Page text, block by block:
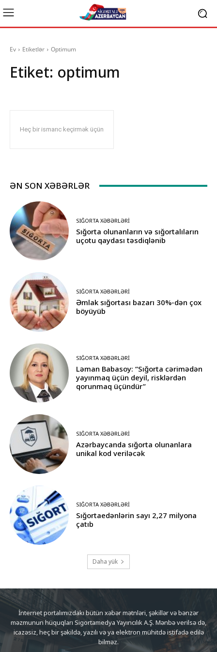
Ev Etiketlər Optimum
Etiket: optimum
Heç bir ismarıc keçirmək üçün
ƏN SON XƏBƏRLƏR
SIĞORTA XƏBƏRLƏRI
Sığorta olunanların və sığortalıların
uçotu qaydası təsdiqlənib
SIĞORTA XƏBƏRLƏRI
Əmlak sığortası bazarı 30%-dən çox
böyüyüb
SIĞORTA XƏBƏRLƏRI
Ləman Babasoy: “Sığorta cərimədən
yayınmaq üçün deyil, risklərdən
qorunmaq üçündür”
SIĞORTA XƏBƏRLƏRI
Azərbaycanda sığorta olunanlara
unikal kod veriləcək
SIĞORTA XƏBƏRLƏRI
Sığortaedənlərin sayı 2,27 milyona
çatıb
Daha yük
İnternet portalımızdakı bütün xəbər mətnləri, şəkillər və bənzər
məzmunun hüquqları Sigortamedya Yayıncılık A.Ş. Mənbə verilsə də,
icazəsiz, heç bir şəkildə, yazılı və ya elektron mühitdə istifadə edilə
bilməz.